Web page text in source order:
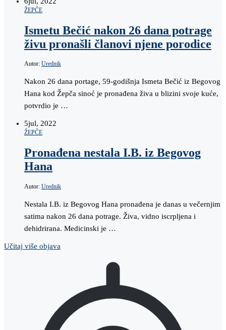
ŽEPČE
Ismetu Bečić nakon 26 dana potrage
živu pronašli članovi njene porodice
Autor: Urednik
Nakon 26 dana portage, 59-godišnja Ismeta Bečić iz Begovog
Hana kod Žepča sinoć je pronađena živa u blizini svoje kuće,
potvrdio je …
5jul, 2022
ŽEPČE
Pronađena nestala I.B. iz Begovog
Hana
Autor: Urednik
Nestala I.B. iz Begovog Hana pronađena je danas u večernjim
satima nakon 26 dana potrage. Živa, vidno iscrpljena i
dehidrirana. Medicinski je …
Učitaj više objava